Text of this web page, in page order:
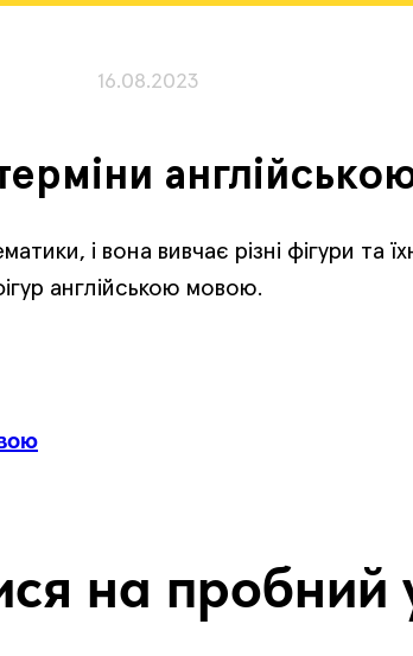
16.08.2023
і вона вивчає різні фігури та
англійською мовою.
на пробний